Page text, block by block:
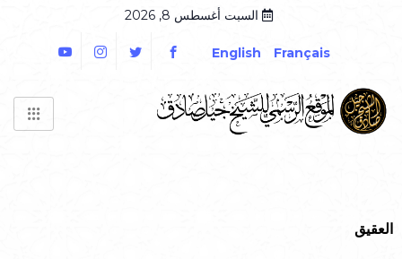
السبت أغسطس 8, 2026
Français
English
العقيق